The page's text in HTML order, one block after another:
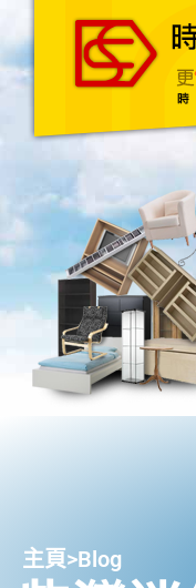
主頁
主頁>Blog